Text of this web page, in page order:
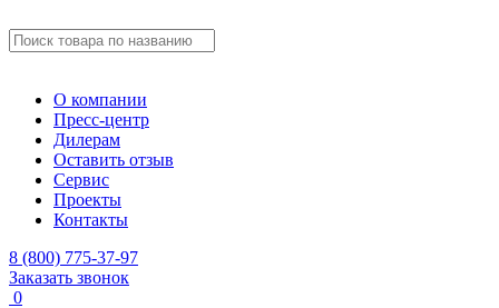
О компании
Пресс-центр
Дилерам
Оставить отзыв
Сервис
Проекты
Контакты
8 (800) 775-37-97
Заказать звонок
0